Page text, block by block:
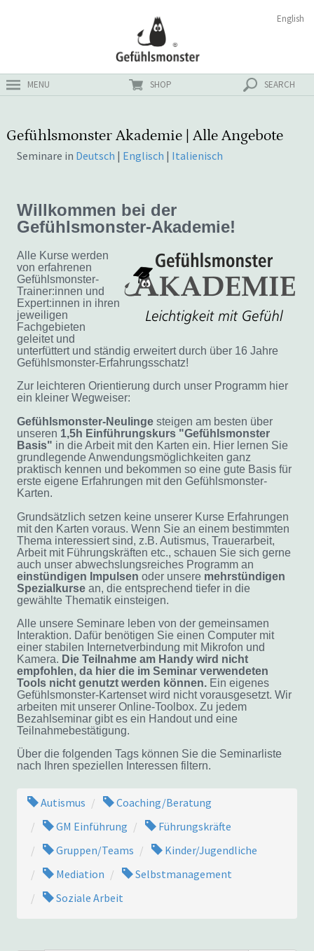
MENU SHOP SEARCH
English
Gefühlsmonster Akademie | Alle Angebote
Seminare in Deutsch | Englisch | Italienisch
Willkommen bei der
Gefühlsmonster-Akademie!
Alle Kurse werden
von erfahrenen
Gefühlsmonster-
Trainer:innen und
Expert:innen in ihren
jeweiligen
Fachgebieten
geleitet und
unterfüttert und ständig erweitert durch über 16 Jahre
Gefühlsmonster-Erfahrungsschatz!
Zur leichteren Orientierung durch unser Programm hier
ein kleiner Wegweiser:
Gefühlsmonster-Neulingesteigen am besten über
unseren 1,5h Einführungskurs "Gefühlsmonster
Basis" in die Arbeit mit den Karten ein. Hier lernen Sie
grundlegende Anwendungsmöglichkeiten ganz
praktisch kennen und bekommen so eine gute Basis für
erste eigene Erfahrungen mit den Gefühlsmonster-
Karten.
Grundsätzlich setzen keine unserer Kurse Erfahrungen
mit den Karten voraus. Wenn Sie an einem bestimmten
Thema interessiert sind, z.B. Autismus, Trauerarbeit,
Arbeit mit Führungskräften etc., schauen Sie sich gerne
auch unser abwechslungsreiches Programm an
einstündigen Impulsen oder unsere mehrstündigen
Spezialkursean, die entsprechend tiefer in die
gewählte Thematik einsteigen.
Alle unsere Seminare leben von der gemeinsamen
Interaktion. Dafür benötigen Sie einen Computer mit
einer stabilen Internetverbindung mit Mikrofon und
Kamera. Die Teilnahme am Handy wird nicht
empfohlen, da hier die im Seminar verwendeten
Tools nicht genutzt werden können.Ein eigenes
Gefühlsmonster-Kartenset wird nicht vorausgesetzt. Wir
arbeiten mit unserer Online-Toolbox. Zu jedem
Bezahlseminar gibt es ein Handout und eine
Teilnahmebestätigung.
Über die folgenden Tags können Sie die Seminarliste
nach Ihren speziellen Interessen filtern.
Autismus
Coaching/Beratung
GM Einführung
Führungskräfte
Gruppen/Teams
Kinder/Jugendliche
Mediation
Selbstmanagement
Soziale Arbeit